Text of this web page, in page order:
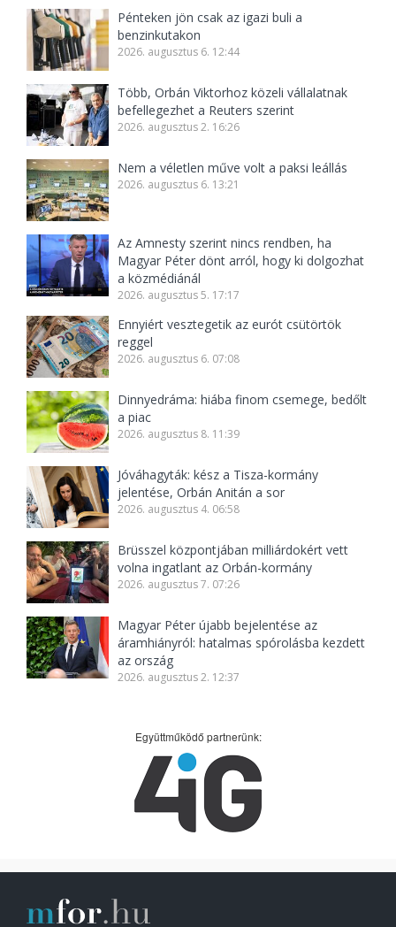
Pénteken jön csak az igazi buli a
benzinkutakon
2026. augusztus 6. 12:44
Több, Orbán Viktorhoz közeli vállalatnak
befellegezhet a Reuters szerint
2026. augusztus 2. 16:26
Nem a véletlen műve volt a paksi leállás
2026. augusztus 6. 13:21
Az Amnesty szerint nincs rendben, ha
Magyar Péter dönt arról, hogy ki dolgozhat
a közmédiánál
2026. augusztus 5. 17:17
Ennyiért vesztegetik az eurót csütörtök
reggel
2026. augusztus 6. 07:08
Dinnyedráma: hiába finom csemege, bedőlt
a piac
2026. augusztus 8. 11:39
Jóváhagyták: kész a Tisza-kormány
jelentése, Orbán Anitán a sor
2026. augusztus 4. 06:58
Brüsszel központjában milliárdokért vett
volna ingatlant az Orbán-kormány
2026. augusztus 7. 07:26
Magyar Péter újabb bejelentése az
áramhiányról: hatalmas spórolásba kezdett
az ország
2026. augusztus 2. 12:37
Együttműködő partnerünk: